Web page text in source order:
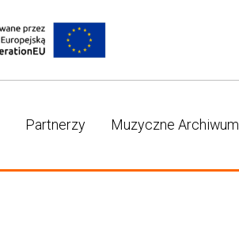
Partnerzy Muzyczne Archiwum